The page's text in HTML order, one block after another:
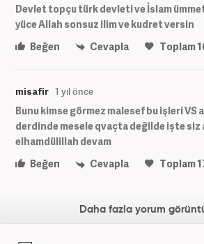
Devlet topçu türk devleti ve İslam
yüce Allah sonsuz ilim ve kudret versin
Beğen
Cevapla Toplam
misafir 1 yıl önce
Bunu kimse görmez malesef bu işleri VS
derdinde mesele qvaçta değilde işte siz
elhamdülillah devam
Beğen
Cevapla Toplam
Daha fazla yorum